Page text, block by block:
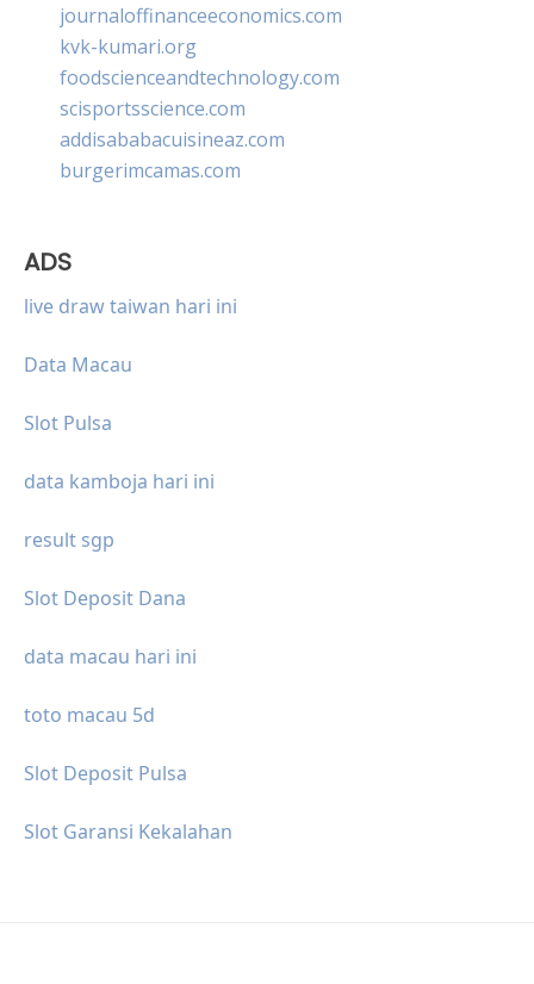
journaloffinanceeconomics.com
kvk-kumari.org
foodscienceandtechnology.com
scisportsscience.com
addisababacuisineaz.com
burgerimcamas.com
ADS
live draw taiwan hari ini
Data Macau
Slot Pulsa
data kamboja hari ini
result sgp
Slot Deposit Dana
data macau hari ini
toto macau 5d
Slot Deposit Pulsa
Slot Garansi Kekalahan